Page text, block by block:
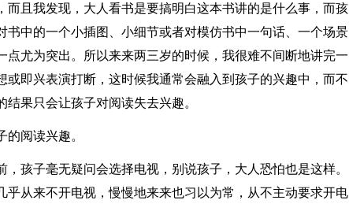
而且我发现，大人看书是要搞明白这本书讲的是什么事，而孩
书中的一个小插图、小细节或者对模仿书中一句话、一个场景
点尤为突出。所以来来两三岁的时候，我很难不间断地讲完一
或即兴表演打断，这时候我通常会融入到孩子的兴趣中，而不
果只会让孩子对阅读失去兴趣。
阅读兴趣。
孩子毫无疑问会选择电视，别说孩子，大人恐怕也是这样。
乎从来不开电视，慢慢地来来也习以为常，从不主动要求开电